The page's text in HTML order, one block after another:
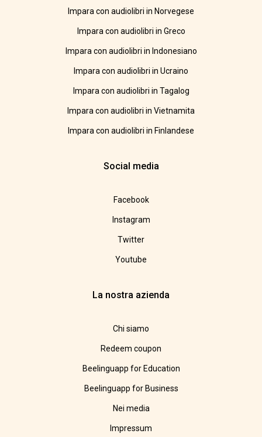
Impara con audiolibri in Norvegese
Impara con audiolibri in Greco
Impara con audiolibri in Indonesiano
Impara con audiolibri in Ucraino
Impara con audiolibri in Tagalog
Impara con audiolibri in Vietnamita
Impara con audiolibri in Finlandese
Social media
Facebook
Instagram
Twitter
Youtube
La nostra azienda
Chi siamo
Redeem coupon
Beelinguapp for Education
Beelinguapp for Business
Nei media
Impressum